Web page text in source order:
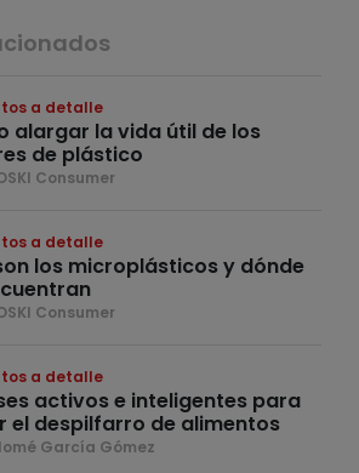
a detalle
alargar la vida útil de los
de plástico
Consumer
a detalle
los microplásticos y dónde
Consumer
a detalle
activos e inteligentes para
el despilfarro de alimentos
García Gómez